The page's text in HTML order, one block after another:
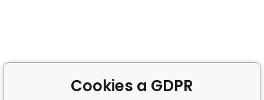
Cookies a GDPR